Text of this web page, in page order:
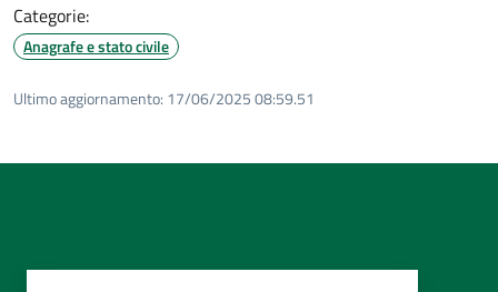
Categorie:
Anagrafe e stato civile
Ultimo aggiornamento: 17/06/2025 08:59.51